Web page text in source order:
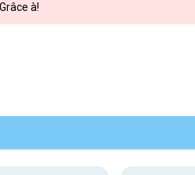
. Grâce à!